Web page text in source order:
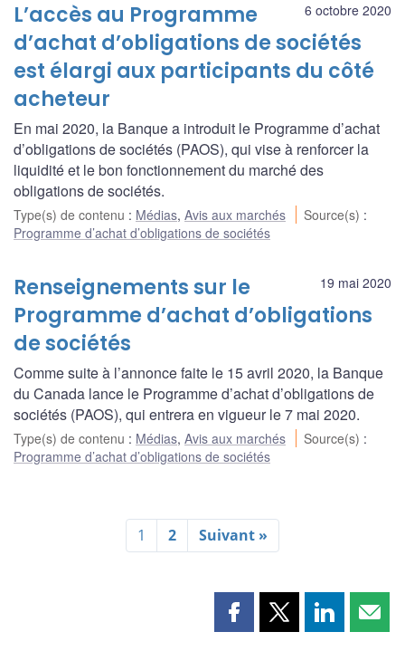
6 octobre 2020
L’accès au Programme
d’achat d’obligations de sociétés
est élargi aux participants du côté
acheteur
En mai 2020, la Banque a introduit le Programme d’achat
d’obligations de sociétés (PAOS), qui vise à renforcer la
liquidité et le bon fonctionnement du marché des
obligations de sociétés.
Type(s) de contenu : Médias, Avis aux marchés Source(s) :
Programme d’achat d’obligations de sociétés
19 mai 2020
Renseignements sur le
Programme d’achat d’obligations
de sociétés
Comme suite à l’annonce faite le 15 avril 2020, la Banque
du Canada lance le Programme d’achat d’obligations de
sociétés (PAOS), qui entrera en vigueur le 7 mai 2020.
Type(s) de contenu : Médias, Avis aux marchés Source(s) :
Programme d’achat d’obligations de sociétés
1 2 Suivant »
PartagerPartagerPartager